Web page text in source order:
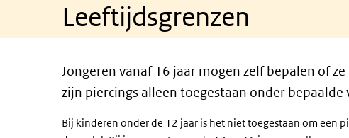
Leeftijdsgrenzen
Jongeren vanaf 16 jaar mogen zelf bepalen of
zijn piercings alleen toegestaan onder bepaalde
Bij kinderen onder de 12 jaar is het niet toegestaan om een